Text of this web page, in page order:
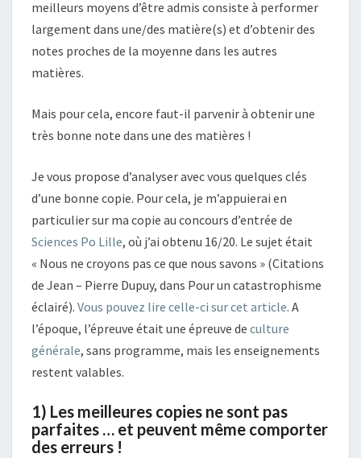
meilleurs moyens d’être admis consiste à performer
largement dans une/des matière(s) et d’obtenir des
notes proches de la moyenne dans les autres
matières.
Mais pour cela, encore faut-il parvenir à obtenir une
très bonne note dans une des matières !
Je vous propose d’analyser avec vous quelques clés
d’une bonne copie. Pour cela, je m’appuierai en
particulier sur ma copie au concours d’entrée de
Sciences Po Lille, où j’ai obtenu 16/20. Le sujet était
« Nous ne croyons pas ce que nous savons » (Citations
de Jean – Pierre Dupuy, dans Pour un catastrophisme
éclairé). Vous pouvez lire celle-ci sur cet article. A
l’époque, l’épreuve était une épreuve de culture
générale, sans programme, mais les enseignements
restent valables.
1) Les meilleures copies ne sont pas
parfaites … et peuvent même comporter
des erreurs !